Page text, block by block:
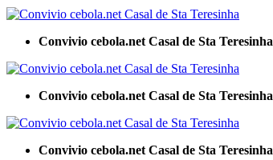
Convivio cebola.net Casal de Sta Teresinha
Convivio cebola.net Casal de Sta Teresinha
Convivio cebola.net Casal de Sta Teresinha